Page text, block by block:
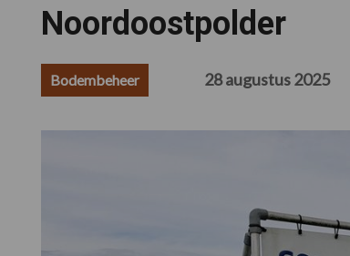
Noordoostpolder
Bodembeheer 28 augustus 2025